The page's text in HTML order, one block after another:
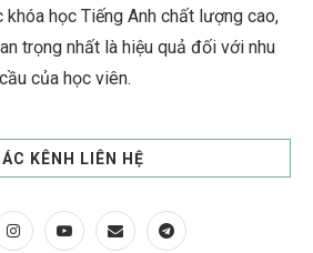
khóa học Tiếng Anh chất lượng cao,
trọng nhất là hiệu quả đối với nhu
cầu của học viên.
KÊNH LIÊN HỆ